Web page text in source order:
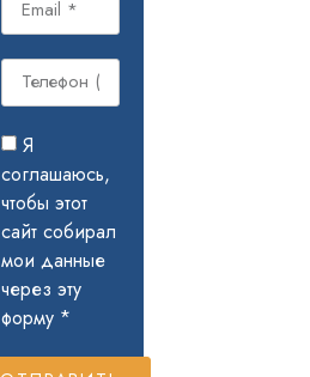
Я
соглашаюсь,
чтобы этот
сайт собирал
мои данные
через эту
форму *